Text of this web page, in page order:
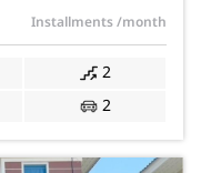
Installments/month
2
2